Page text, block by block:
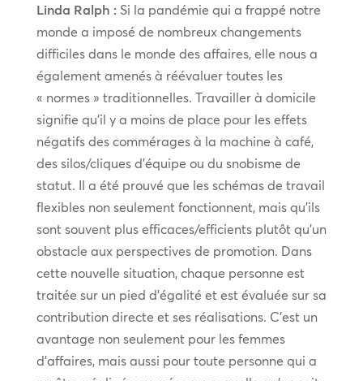
Linda Ralph :Si la pandémie qui a frappé notre
monde a imposé de nombreux changements
difficiles dans le monde des affaires, elle nous a
également amenés à réévaluer toutes les
« normes » traditionnelles. Travailler à domicile
signifie qu’il y a moins de place pour les effets
négatifs des commérages à la machine à café,
des silos/cliques d’équipe ou du snobisme de
statut. Il a été prouvé que les schémas de travail
flexibles non seulement fonctionnent, mais qu’ils
sont souvent plus efficaces/efficients plutôt qu’un
obstacle aux perspectives de promotion. Dans
cette nouvelle situation, chaque personne est
traitée sur un pied d’égalité et est évaluée sur sa
contribution directe et ses réalisations. C’est un
avantage non seulement pour les femmes
d’affaires, mais aussi pour toute personne qui a